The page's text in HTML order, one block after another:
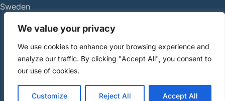
We value your privacy
We use cookies to enhance your browsing experience and
analyze our traffic. By clicking "Accept All", you consent to
our use of cookies.
Customize Reject All Accept All
Sweden
Copyright ©